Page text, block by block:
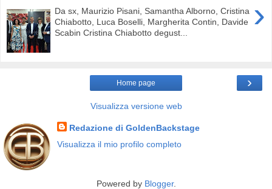
›
Da sx, Maurizio Pisani, Samantha Alborno, Cristina
Chiabotto, Luca Boselli, Margherita Contin, Davide
Scabin Cristina Chiabotto degust...
›
Home page
Visualizza versione web
Redazione di GoldenBackstage
Visualizza il mio profilo completo
Powered by Blogger.